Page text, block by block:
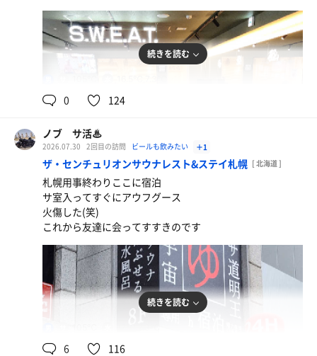
続きを読む
0 124
ノブ サ活♨
2026.07.30 2回目の訪問 ビールも飲みたい ＋1
ザ・センチュリオンサウナレスト&ステイ札幌 [ 北海道 ]
札幌用事終わりここに宿泊
サ室入ってすぐにアウフグース
火傷した(笑)
これから友達に会ってすすきのです
続きを読む
6 116